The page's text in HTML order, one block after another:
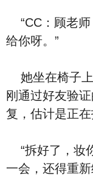
“CC：顾老师
给你呀。”
她坐在椅子上
刚通过好友验
复，估计是正在
“拆好了，妆
一会，还得重